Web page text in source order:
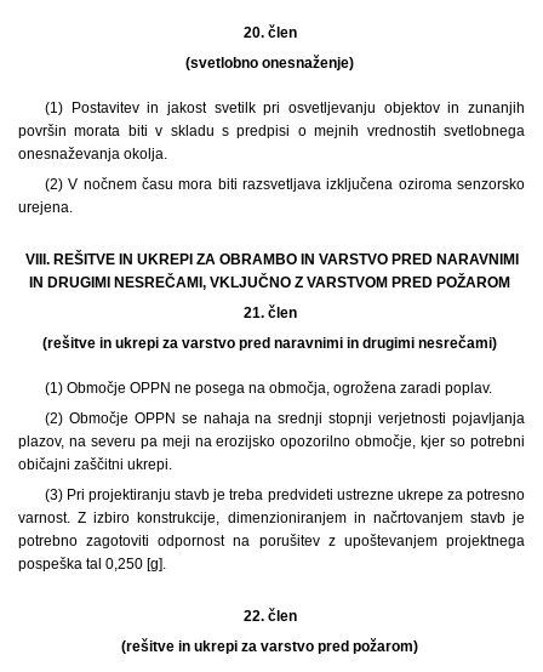
20. člen
(svetlobno onesnaženje)
(1) Postavitev in jakost svetilk pri osvetljevanju objektov in zunanjih
površin morata biti v skladu s predpisi o mejnih vrednostih svetlobnega
onesnaževanja okolja.
(2) V nočnem času mora biti razsvetljava izključena oziroma senzorsko
urejena.
VIII. REŠITVE IN UKREPI ZA OBRAMBO IN VARSTVO PRED NARAVNIMI
IN DRUGIMI NESREČAMI, VKLJUČNO Z VARSTVOM PRED POŽAROM
21. člen
(rešitve in ukrepi za varstvo pred naravnimi in drugimi nesrečami)
(1) Območje OPPN ne posega na območja, ogrožena zaradi poplav.
(2) Območje OPPN se nahaja na srednji stopnji verjetnosti pojavljanja
plazov, na severu pa meji na erozijsko opozorilno območje, kjer so potrebni
običajni zaščitni ukrepi.
(3) Pri projektiranju stavb je treba predvideti ustrezne ukrepe za potresno
varnost. Z izbiro konstrukcije, dimenzioniranjem in načrtovanjem stavb je
potrebno zagotoviti odpornost na porušitev z upoštevanjem projektnega
pospeška tal 0,250 [g].
22. člen
(rešitve in ukrepi za varstvo pred požarom)